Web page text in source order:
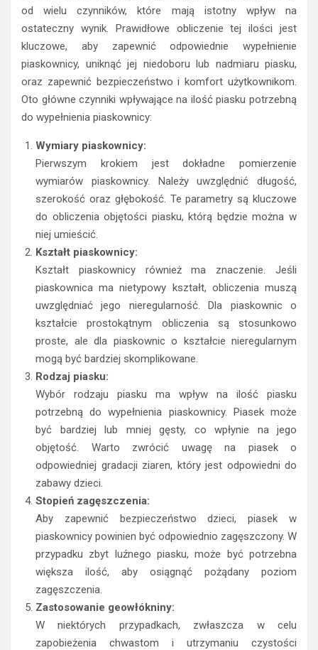
od wielu czynników, które mają istotny wpływ na
ostateczny wynik. Prawidłowe obliczenie tej ilości jest
kluczowe, aby zapewnić odpowiednie wypełnienie
piaskownicy, uniknąć jej niedoboru lub nadmiaru piasku,
oraz zapewnić bezpieczeństwo i komfort użytkownikom.
Oto główne czynniki wpływające na ilość piasku potrzebną
do wypełnienia piaskownicy:
Wymiary piaskownicy:
Pierwszym krokiem jest dokładne pomierzenie
wymiarów piaskownicy. Należy uwzględnić długość,
szerokość oraz głębokość. Te parametry są kluczowe
do obliczenia objętości piasku, którą będzie można w
niej umieścić.
Kształt piaskownicy:
Kształt piaskownicy również ma znaczenie. Jeśli
piaskownica ma nietypowy kształt, obliczenia muszą
uwzględniać jego nieregularność. Dla piaskownic o
kształcie prostokątnym obliczenia są stosunkowo
proste, ale dla piaskownic o kształcie nieregularnym
mogą być bardziej skomplikowane.
Rodzaj piasku:
Wybór rodzaju piasku ma wpływ na ilość piasku
potrzebną do wypełnienia piaskownicy. Piasek może
być bardziej lub mniej gęsty, co wpłynie na jego
objętość. Warto zwrócić uwagę na piasek o
odpowiedniej gradacji ziaren, który jest odpowiedni do
zabawy dzieci.
Stopień zagęszczenia:
Aby zapewnić bezpieczeństwo dzieci, piasek w
piaskownicy powinien być odpowiednio zagęszczony. W
przypadku zbyt luźnego piasku, może być potrzebna
większa ilość, aby osiągnąć pożądany poziom
zagęszczenia.
Zastosowanie geowłókniny:
W niektórych przypadkach, zwłaszcza w celu
zapobieżenia chwastom i utrzymaniu czystości